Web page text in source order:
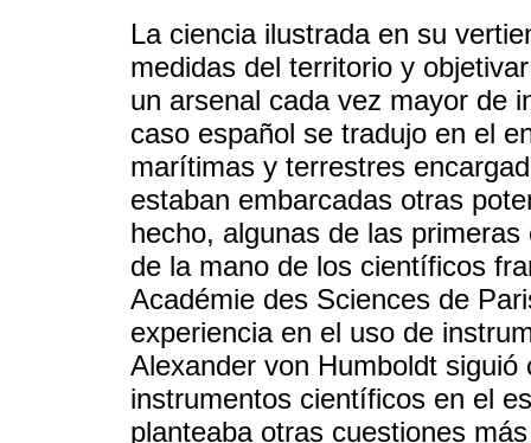
La ciencia ilustrada en su
medidas del territorio y
un arsenal cada vez mayor de
caso español se tradujo en el
marítimas y terrestres
estaban embarcadas otras
hecho, algunas de las
de la mano de los científicos
Académie des Sciences de
experiencia en el uso de
Alexander von Humboldt
instrumentos científicos en el
planteaba otras cuestiones